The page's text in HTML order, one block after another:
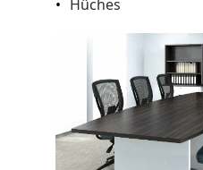
Hûches